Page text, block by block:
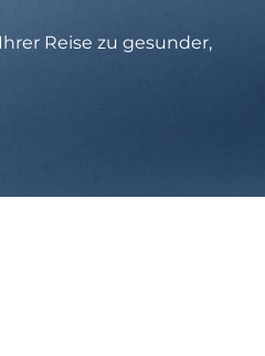
Reise zu gesunder,